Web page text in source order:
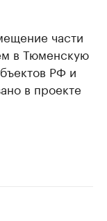
части
в Тюменскую
РФ и
в проекте